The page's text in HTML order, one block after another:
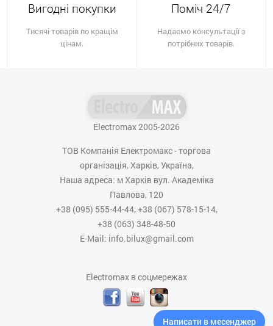
Вигодні покупки
Тисячі товарів по кращім
цінам.
Поміч 24/7
Надаємо консультації з
потрібних товарів.
Electromax 2005-2026
ТОВ Компанія Електромакс - торгова
організація, Харків, Україна,
Наша адреса: м Харків вул. Академіка
Павлова, 120
+38 (095) 555-44-44, +38 (067) 578-15-14,
+38 (063) 348-48-50
E-Mail: info.bilux@gmail.com
Electromax в соцмережах
Написати в месенджер